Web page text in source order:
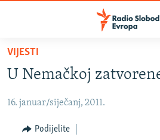
Pređite
glavni
Pređite
BOSNA I HERCEGOVINA
SRBIJA
KOSOVO
VIJESTI
U Nemačkoj
16. januar/siječanj, 2011.
Podijelite